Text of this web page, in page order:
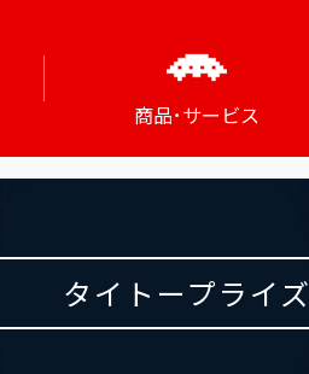
商品･サービス
タイトープライズ